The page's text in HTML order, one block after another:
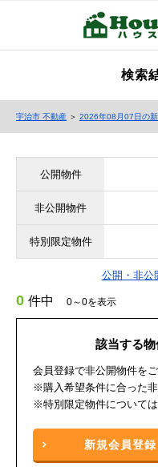
検索
宇治市 不動産 ＞ 2026年08月07日の
公開物件
非公開物件
特別限定物件
公開・非公
0 件中 0～0を表示
該当する物
会員登録で非公開物件を
※購入希望条件に合った
※特別限定物件について
新規会員登録